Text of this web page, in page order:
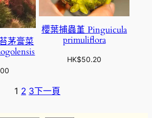
茅膏菜
櫻葉捕蟲堇 Pinguicula
primuliflora
HK$50.20
1 2 3下一頁